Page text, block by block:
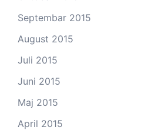
Septembar 2015
August 2015
Juli 2015
Juni 2015
Maj 2015
April 2015